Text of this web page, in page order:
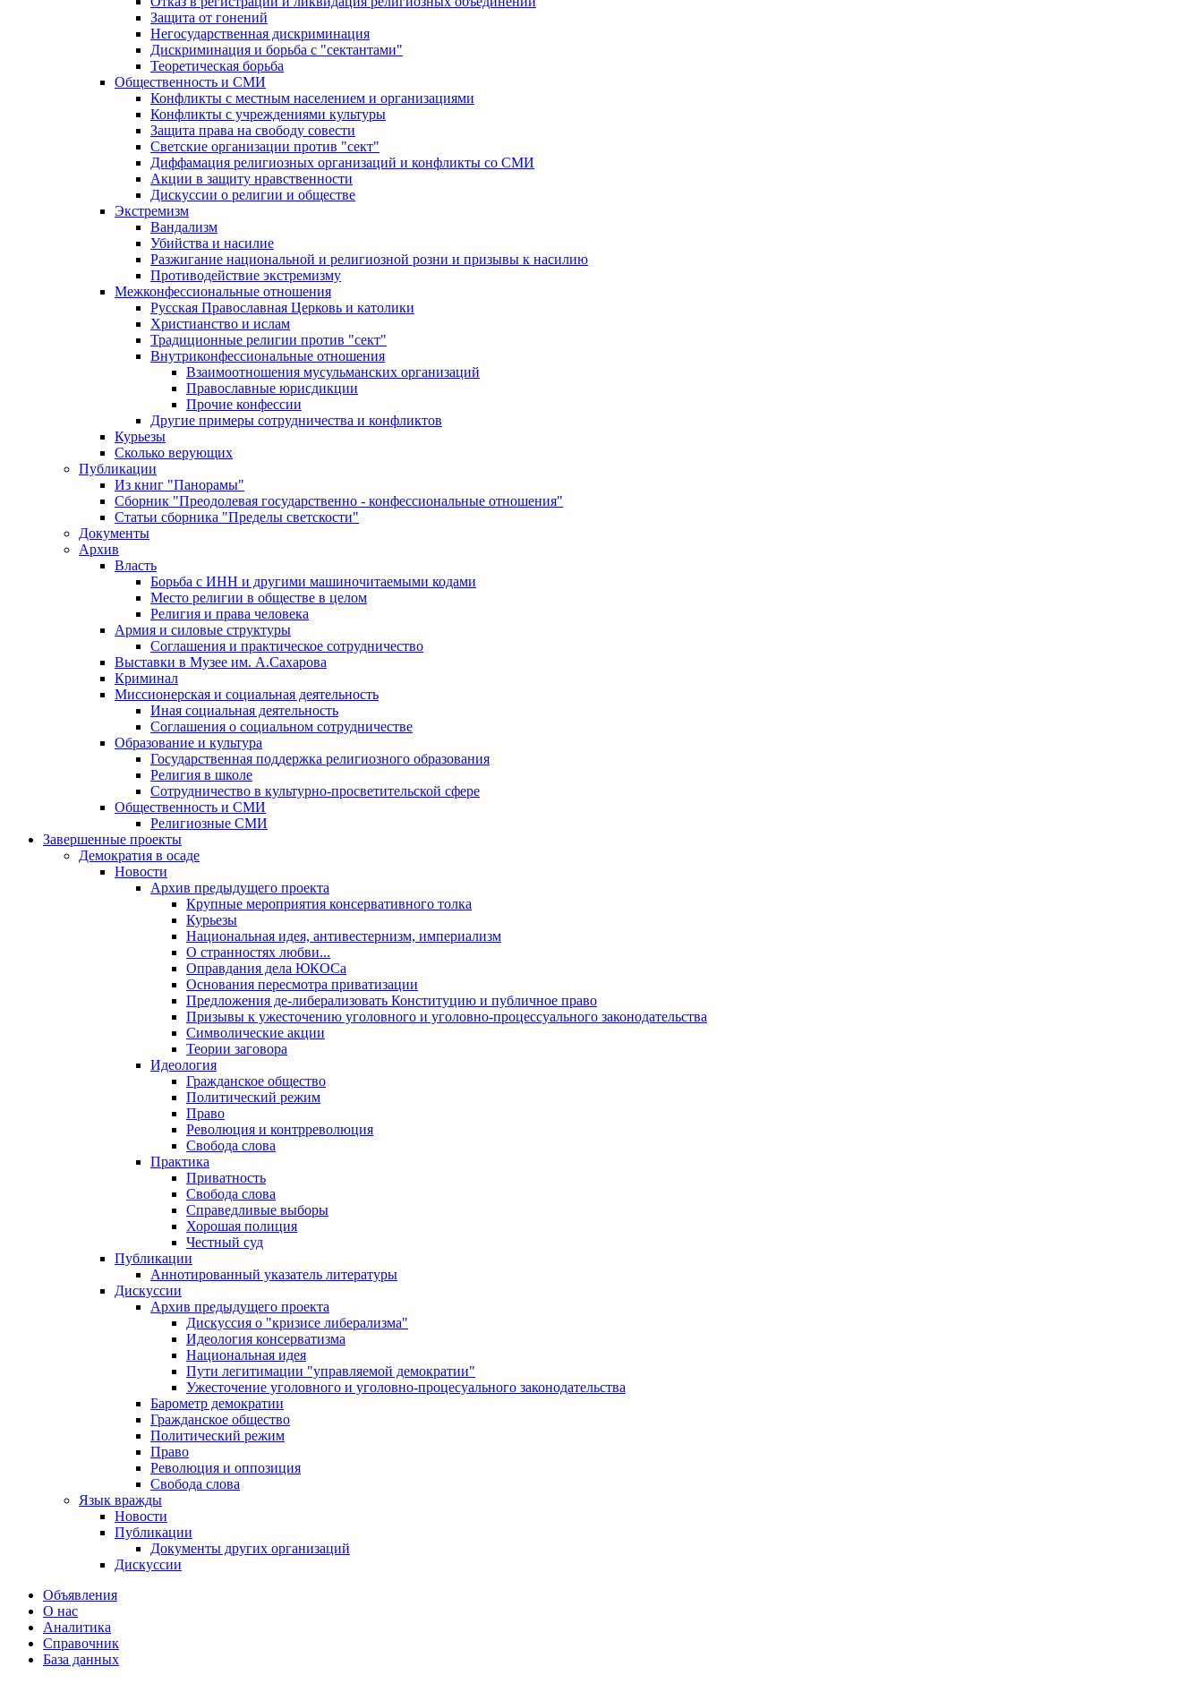
Защита от гонений
Негосударственная дискриминация
Дискриминация и борьба с "сектантами"
Теоретическая борьба
Общественность и СМИ
Конфликты с местным населением и организациями
Конфликты с учреждениями культуры
Защита права на свободу совести
Светские организации против "сект"
Диффамация религиозных организаций и конфликты со СМИ
Акции в защиту нравственности
Дискуссии о религии и обществе
Экстремизм
Вандализм
Убийства и насилие
Разжигание национальной и религиозной розни и призывы к насилию
Противодействие экстремизму
Межконфессиональные отношения
Русская Православная Церковь и католики
Христианство и ислам
Традиционные религии против "сект"
Внутриконфессиональные отношения
Взаимоотношения мусульманских организаций
Православные юрисдикции
Прочие конфессии
Другие примеры сотрудничества и конфликтов
Курьезы
Сколько верующих
Публикации
Из книг "Панорамы"
Сборник "Преодолевая государственно - конфессиональные отношения"
Статьи сборника "Пределы светскости"
Документы
Архив
Власть
Борьба с ИНН и другими машиночитаемыми кодами
Место религии в обществе в целом
Религия и права человека
Армия и силовые структуры
Соглашения и практическое сотрудничество
Выставки в Музее им. А.Сахарова
Криминал
Миссионерская и социальная деятельность
Иная социальная деятельность
Соглашения о социальном сотрудничестве
Образование и культура
Государственная поддержка религиозного образования
Религия в школе
Сотрудничество в культурно-просветительской сфере
Общественность и СМИ
Религиозные СМИ
Завершенные проекты
Демократия в осаде
Новости
Архив предыдущего проекта
Крупные мероприятия консервативного толка
Курьезы
Национальная идея, антивестернизм, империализм
О странностях любви...
Оправдания дела ЮКОСа
Основания пересмотра приватизации
Предложения де-либерализовать Конституцию и публичное право
Призывы к ужесточению уголовного и уголовно-процессуального законодательства
Символические акции
Теории заговора
Идеология
Гражданское общество
Политический режим
Право
Революция и контрреволюция
Свобода слова
Практика
Приватность
Свобода слова
Справедливые выборы
Хорошая полиция
Честный суд
Публикации
Аннотированный указатель литературы
Дискуссии
Архив предыдущего проекта
Дискуссия о "кризисе либерализма"
Идеология консерватизма
Национальная идея
Пути легитимации "управляемой демократии"
Ужесточение уголовного и уголовно-процесуального законодательства
Барометр демократии
Гражданское общество
Политический режим
Право
Революция и оппозиция
Свобода слова
Язык вражды
Новости
Публикации
Документы других организаций
Дискуссии
Объявления
О нас
Аналитика
Справочник
База данных